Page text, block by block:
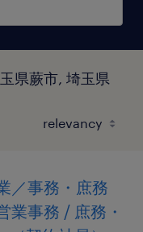
県蕨市, 埼玉県
／事務・庶務
業事務 / 庶務・